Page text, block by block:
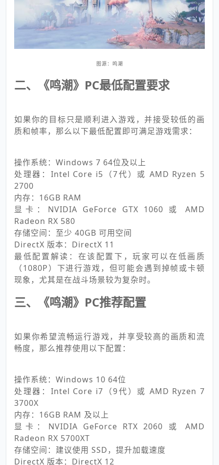
图源：鸣潮
二、《鸣潮》PC最低配置要求
如果你的目标只是顺利进入游戏，并接受较低的画
质和帧率，那么以下最低配置即可满足游戏需求：
操作系统：Windows 7 64位及以上
处理器：Intel Core i5（7代）或 AMD Ryzen 5
2700
内存：16GB RAM
显卡：NVIDIA GeForce GTX 1060 或 AMD
Radeon RX 580
存储空间：至少 40GB 可用空间
DirectX 版本：DirectX 11
最低配置解读：在该配置下，玩家可以在低画质
（1080P）下进行游戏，但可能会遇到掉帧或卡顿
现象，尤其是在战斗场景较为复杂时。
三、《鸣潮》PC推荐配置
如果你希望流畅运行游戏，并享受较高的画质和流
畅度，那么推荐使用以下配置：
操作系统：Windows 10 64位
处理器：Intel Core i7（9代）或 AMD Ryzen 7
3700X
内存：16GB RAM 及以上
显卡：NVIDIA GeForce RTX 2060 或 AMD
Radeon RX 5700XT
存储空间：建议使用 SSD，提升加载速度
DirectX 版本：DirectX 12